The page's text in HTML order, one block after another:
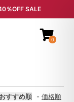
％OFF SALE
格で -
0
おすすめ順 - 価格順